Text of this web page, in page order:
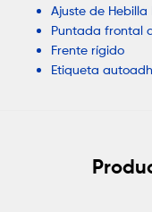
Ajuste de Hebilla
Puntada frontal
Frente rígido
Etiqueta